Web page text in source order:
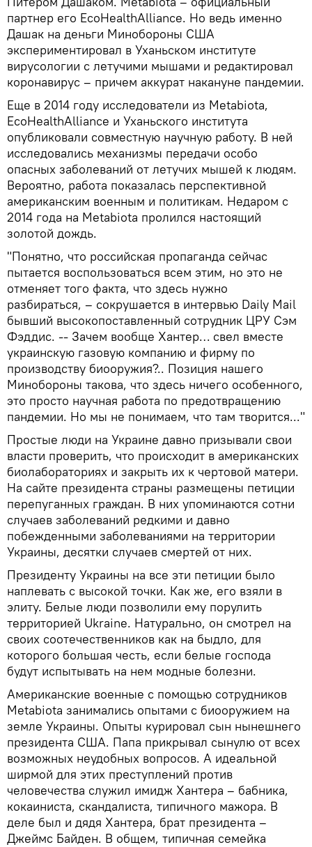
партнер его EcoHealthAlliance. Но ведь именно
Дашак на деньги Минобороны США
экспериментировал в Уханьском институте
вирусологии с летучими мышами и редактировал
коронавирус – причем аккурат накануне пандемии.
Еще в 2014 году исследователи из Metabiota,
EcoHealthAlliance и Уханьского института
опубликовали совместную научную работу. В ней
исследовались механизмы передачи особо
опасных заболеваний от летучих мышей к людям.
Вероятно, работа показалась перспективной
американским военным и политикам. Недаром с
2014 года на Metabiota пролился настоящий
золотой дождь.
"Понятно, что российская пропаганда сейчас
пытается воспользоваться всем этим, но это не
отменяет того факта, что здесь нужно
разбираться, – сокрушается в интервью Daily Mail
бывший высокопоставленный сотрудник ЦРУ Сэм
Фэддис. -- Зачем вообще Хантер… свел вместе
украинскую газовую компанию и фирму по
производству биооружия?.. Позиция нашего
Минобороны такова, что здесь ничего особенного,
это просто научная работа по предотвращению
пандемии. Но мы не понимаем, что там творится..."
Простые люди на Украине давно призывали свои
власти проверить, что происходит в американских
биолабораториях и закрыть их к чертовой матери.
На сайте президента страны размещены петиции
перепуганных граждан. В них упоминаются сотни
случаев заболеваний редкими и давно
побежденными заболеваниями на территории
Украины, десятки случаев смертей от них.
Президенту Украины на все эти петиции было
наплевать с высокой точки. Как же, его взяли в
элиту. Белые люди позволили ему порулить
территорией Ukraine. Натурально, он смотрел на
своих соотечественников как на быдло, для
которого большая честь, если белые господа
будут испытывать на нем модные болезни.
Американские военные с помощью сотрудников
Metabiota занимались опытами с биооружием на
земле Украины. Опыты курировал сын нынешнего
президента США. Папа прикрывал сынулю от всех
возможных неудобных вопросов. А идеальной
ширмой для этих преступлений против
человечества служил имидж Хантера – бабника,
кокаиниста, скандалиста, типичного мажора. В
деле был и дядя Хантера, брат президента –
Джеймс Байден. В общем, типичная семейка